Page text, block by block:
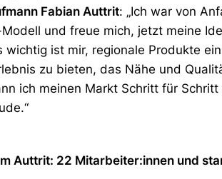
Fabian Auttrit: „Ich war von
und freue mich, jetzt meine
wichtig ist mir, regionale Produkte
zu bieten, das Nähe und
ich meinen Markt Schritt für
Auttrit: 22 Mitarbeiter:innen und